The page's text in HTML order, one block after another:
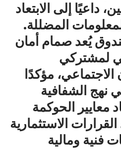
داعيًا إلى الابتعاد
المضللة.
يُعد صمام أمان
لمشتركي
مؤكدًا
نهج الشفافية
معايير الحوكمة
الاستثمارية
فنية ومالية